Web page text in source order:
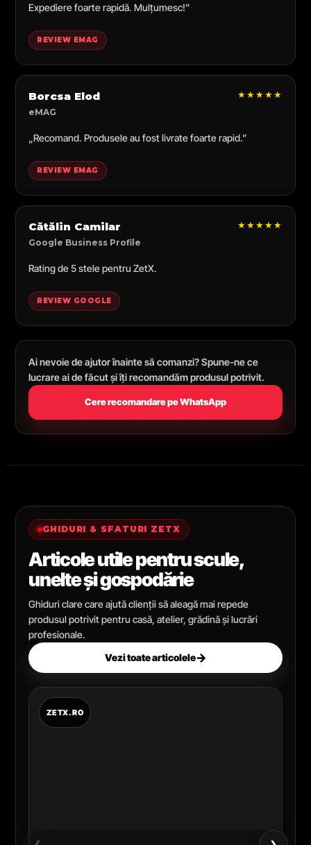
Expediere foarte rapidă. Mulțumesc!”
REVIEW EMAG
Borcsa Elod
eMAG
★★★★★
„Recomand. Produsele au fost livrate foarte rapid.”
REVIEW EMAG
Cătălin Camilar
Google Business Profile
★★★★★
Rating de 5 stele pentru ZetX.
REVIEW GOOGLE
Ai nevoie de ajutor înainte să comanzi? Spune-ne ce
lucrare ai de făcut și îți recomandăm produsul potrivit.
Cere recomandare pe WhatsApp
GHIDURI & SFATURI ZETX
Articole utile pentru scule,
unelte și gospodărie
Ghiduri clare care ajută clienții să aleagă mai repede
produsul potrivit pentru casă, atelier, grădină și lucrări
profesionale.
Vezi toate articolele→